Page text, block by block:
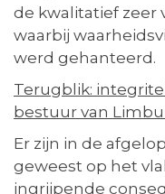
de kwalitatief zeer
waarbij
werd gehanteerd.
Terugblik:
bestuur van
Er zijn in de
geweest op het
ingrijpende